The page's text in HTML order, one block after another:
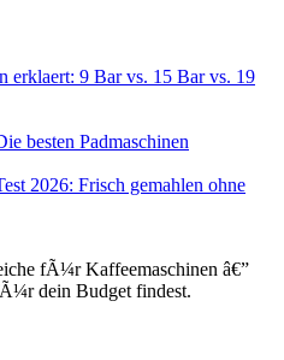
erklaert: 9 Bar vs. 15 Bar vs. 19
besten Padmaschinen
2026: Frisch gemahlen ohne
fÃ¼r Kaffeemaschinen â€”
dein Budget findest.